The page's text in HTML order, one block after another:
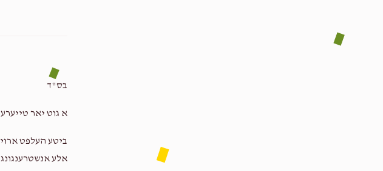
$18.00
$50.00
בס"ד
א גוט יאר
ביטע העלפט
אלע